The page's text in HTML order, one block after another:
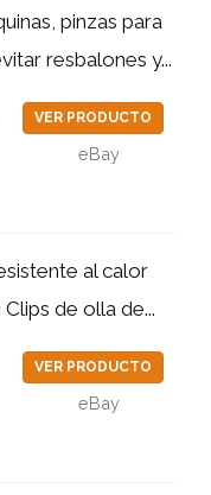
pinzas para
resbalones y...
VER PRODUCTO
eBay
al calor
de olla de...
VER PRODUCTO
eBay